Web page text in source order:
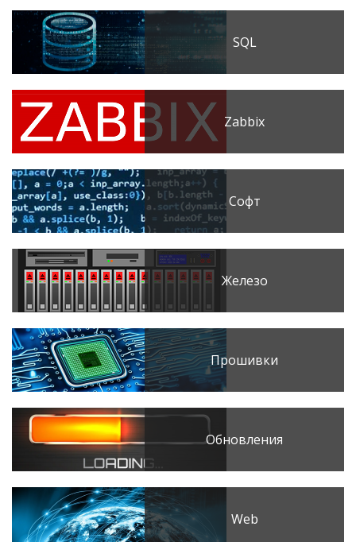
SQL
Zabbix
Софт
Железо
Прошивки
Обновления
Web